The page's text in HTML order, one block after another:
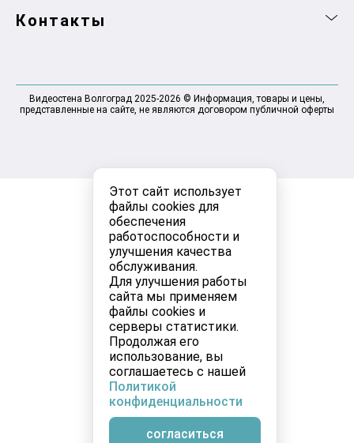
Этот сайт использует
файлы cookies для
обеспечения
работоспособности и
улучшения качества
обслуживания.
Для улучшения работы
сайта мы применяем
файлы cookies и
серверы статистики.
Продолжая его
использование, вы
соглашаетесь с нашей
Политикой
конфиденциальности
согласиться
Контакты
Видеостена Волгоград 2025-2026 © Информация, товары и цены,
представленные на сайте, не являются договором публичной оферты